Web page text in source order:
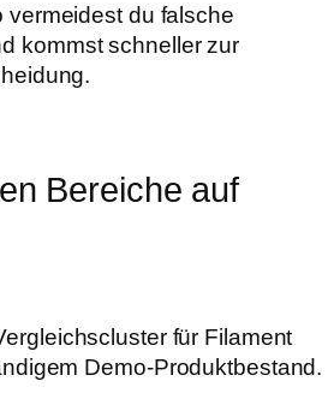
vermeidest du falsche
kommst schneller zur
Bereiche auf
für Filament
Demo-Produktbestand.